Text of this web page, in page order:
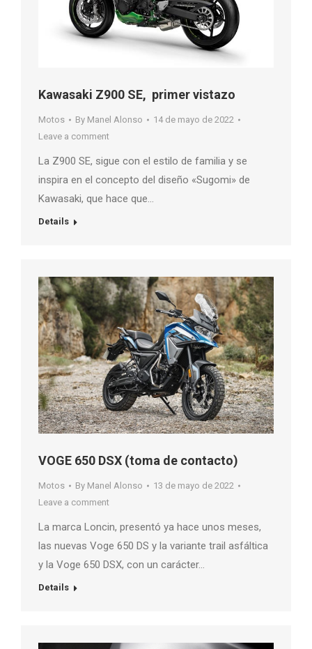
Kawasaki Z900 SE, primer vistazo
Motos By Manel Alonso
14 de mayo de 2022
Leave a comment
La Z900 SE, sigue con el estilo de familia y se
inspira en el concepto del diseño «Sugomi» de
Kawasaki, que hace que…
Details
VOGE 650 DSX (toma de contacto)
Motos By Manel Alonso
13 de mayo de 2022
Leave a comment
La marca Loncin, presentó ya hace unos meses,
las nuevas Voge 650 DS y la variante trail asfáltica
y la Voge 650 DSX, con un carácter…
Details